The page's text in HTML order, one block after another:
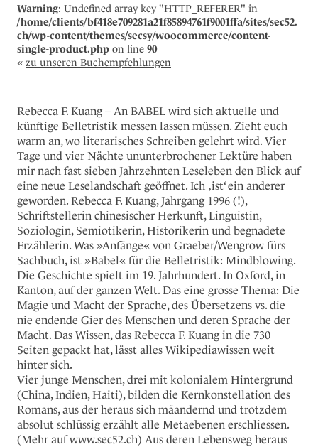
Warning: Undefined array key "HTTP_REFERER" in
/home/clients/bf418e709281a21f85894761f9001ffa/sites/sec52.
ch/wp-content/themes/secsy/woocommerce/content-
single-product.php on line 90
« zu unseren Buchempfehlungen
Rebecca F. Kuang – An BABEL wird sich aktuelle und
künftige Belletristik messen lassen müssen. Zieht euch
warm an, wo literarisches Schreiben gelehrt wird. Vier
Tage und vier Nächte ununterbrochener Lektüre haben
mir nach fast sieben Jahrzehnten Leseleben den Blick auf
eine neue Leselandschaft geöffnet. Ich ‚ist‘ ein anderer
geworden. Rebecca F. Kuang, Jahrgang 1996 (!),
Schriftstellerin chinesischer Herkunft, Linguistin,
Soziologin, Semiotikerin, Historikerin und begnadete
Erzählerin. Was »Anfänge« von Graeber/Wengrow fürs
Sachbuch, ist »Babel« für die Belletristik: Mindblowing.
Die Geschichte spielt im 19. Jahrhundert. In Oxford, in
Kanton, auf der ganzen Welt. Das eine grosse Thema: Die
Magie und Macht der Sprache, des Übersetzens vs. die
nie endende Gier des Menschen und deren Sprache der
Macht. Das Wissen, das Rebecca F. Kuang in die 730
Seiten gepackt hat, lässt alles Wikipediawissen weit
hinter sich.
Vier junge Menschen, drei mit kolonialem Hintergrund
(China, Indien, Haiti), bilden die Kernkonstellation des
Romans, aus der heraus sich mäandernd und trotzdem
absolut schlüssig erzählt alle Metaebenen erschliessen.
(Mehr auf www.sec52.ch) Aus deren Lebensweg heraus